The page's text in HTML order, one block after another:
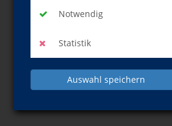
Notwendig
Statistik
Auswahl speichern